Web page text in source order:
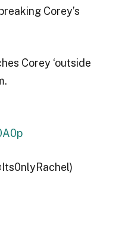
Corey’s
Corey ‘outside